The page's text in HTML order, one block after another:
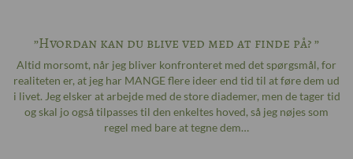
”Hvordan kan du blive ved med at finde på? ”
Altid morsomt, når jeg bliver konfronteret med det spørgsmål, for
realiteten er, at jeg har MANGE flere ideer end tid til at føre dem ud
i livet. Jeg elsker at arbejde med de store diademer, men de tager tid
og skal jo også tilpasses til den enkeltes hoved, så jeg nøjes som
regel med bare at tegne dem…